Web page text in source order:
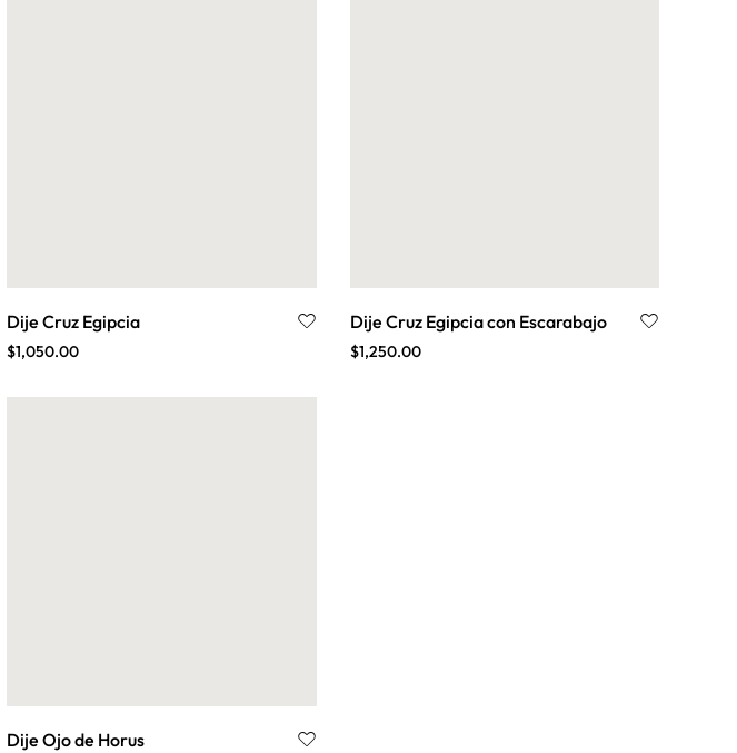
Dije Cruz Egipcia
$1,050.00
Dije Cruz Egipcia con Escarabajo
$1,250.00
Dije Ojo de Horus